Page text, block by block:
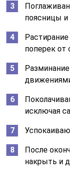
поясницы и
поперек от
исключая
После
накрыть и